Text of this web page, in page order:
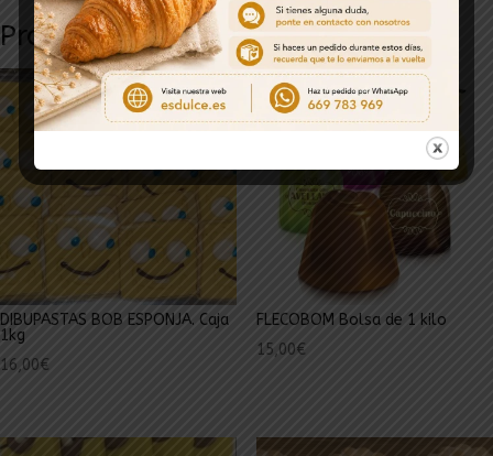
Productos relacionados
DIBUPASTAS BOB ESPONJA. Caja
1kg
16,00€
FLECOBOM Bolsa de 1 kilo
15,00€